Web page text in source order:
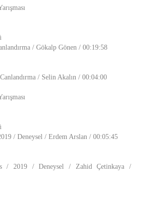
/ Gökalp Gönen / 00:19:58
/ Selin Akalın / 00:04:00
/ Deneysel / Erdem Arslan / 00:05:45
/ 2019 / Deneysel / Zahid Çetinkaya /